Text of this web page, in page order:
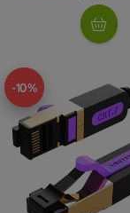
-10%